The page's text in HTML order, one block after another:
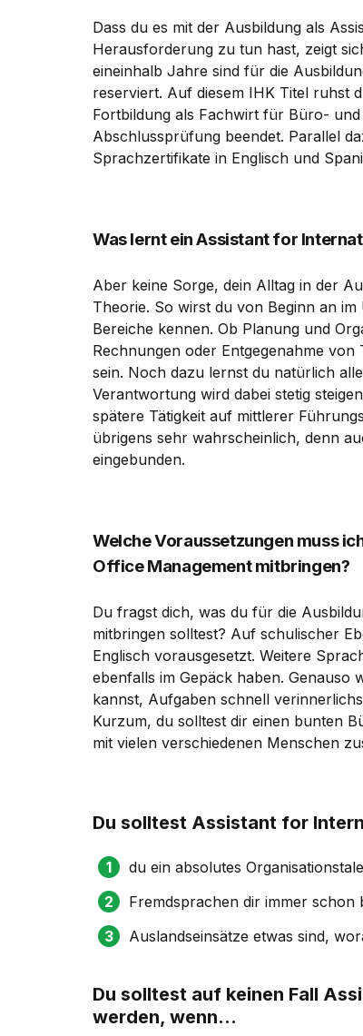
Dass du es mit der Ausbildung als
Herausforderung zu tun hast, zeigt
eineinhalb Jahre sind für die
reserviert. Auf diesem IHK Titel ruhst
Fortbildung als Fachwirt für Büro-
Abschlussprüfung beendet. Parallel
Sprachzertifikate in Englisch und
Was lernt ein Assistant for
Aber keine Sorge, dein Alltag in der
Theorie. So wirst du von Beginn an
Bereiche kennen. Ob Planung und
Rechnungen oder Entgegenahme
sein. Noch dazu lernst du natürlich
Verantwortung wird dabei stetig
spätere Tätigkeit auf mittlerer
übrigens sehr wahrscheinlich, denn
eingebunden.
Welche Voraussetzungen muss
Office Management mitbringen?
Du fragst dich, was du für die
mitbringen solltest? Auf schulischer
Englisch vorausgesetzt. Weitere
ebenfalls im Gepäck haben. Genauso
kannst, Aufgaben schnell
Kurzum, du solltest dir einen bunten
mit vielen verschiedenen Menschen
Du solltest Assistant for
du ein absolutes
Fremdsprachen dir immer schon
Auslandseinsätze etwas sind,
Du solltest auf keinen Fall
werden, wenn...